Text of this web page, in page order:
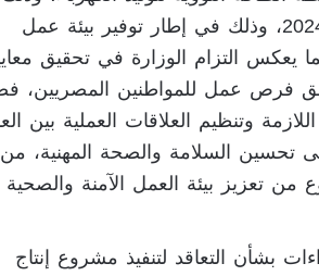
المبالغ المعتمدة للمشروع بخطة العام المالي 2023-2024، وذلك في إطار توفير بيئة عمل
يعكس التزام الوزارة في تحقيق
فرص عمل للمواطنين المصريين،
وتنظيم العلاقات العملية بين
تحسين السلامة والصحة المهنية، من
تعزيز بيئة العمل الآمنة والصحية
بشأن التعاقد لتنفيذ مشروع إنتاج